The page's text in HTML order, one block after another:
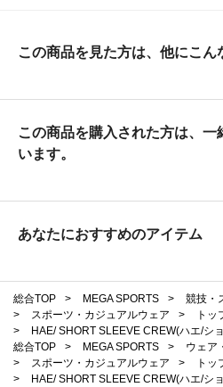
この商品を見た方は、他にこん
この商品を購入された方は、
います。
あなたにおすすめのアイテム
総合TOP > MEGA SPORTS >
競技・
>
スポーツ・カジュアルウェア > トッ
>
HAE/ SHORT SLEEVE CREW(ハエ/シ
総合TOP
> MEGA SPORTS >
ウェア
>
スポーツ・カジュアルウェア > トッ
>
HAE/ SHORT SLEEVE CREW(ハエ/シ